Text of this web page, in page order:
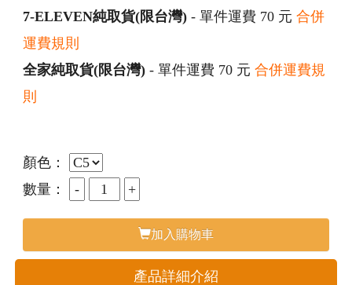
7-ELEVEN純取貨(限台灣)- 單件運費 70 元 合併
運費規則
全家純取貨(限台灣)- 單件運費 70 元 合併運費規
則
顏色：
數量：
加入購物車
產品詳細介紹